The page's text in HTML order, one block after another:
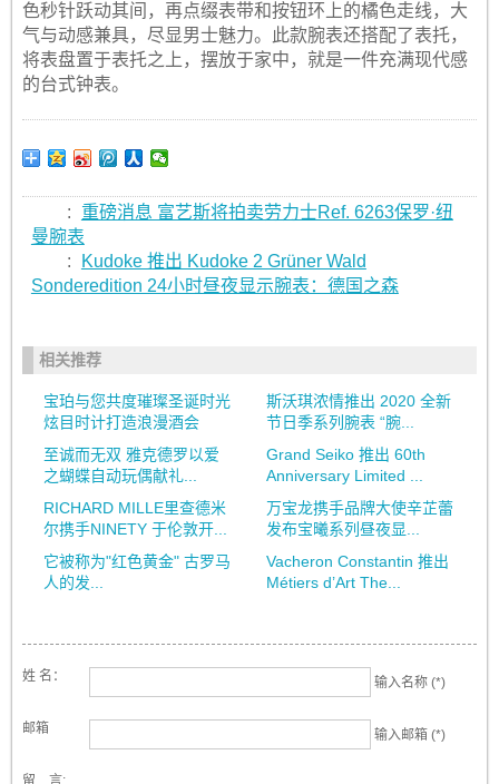
色秒针跃动其间，再点缀表带和按钮环上的橘色走线，大
气与动感兼具，尽显男士魅力。此款腕表还搭配了表托，
将表盘置于表托之上，摆放于家中，就是一件充满现代感
的台式钟表。
:
重磅消息 富艺斯将拍卖劳力士Ref. 6263保罗·纽
曼腕表
:
Kudoke 推出 Kudoke 2 Grüner Wald
Sonderedition 24小时昼夜显示腕表：德国之森
相关推荐
宝珀与您共度璀璨圣诞时光
炫目时计打造浪漫酒会
斯沃琪浓情推出 2020 全新
节日季系列腕表 “腕...
至诚而无双 雅克德罗以爱
之蝴蝶自动玩偶献礼...
Grand Seiko 推出 60th
Anniversary Limited ...
RICHARD MILLE里查德米
尔携手NINETY 于伦敦开...
万宝龙携手品牌大使辛芷蕾
发布宝曦系列昼夜显...
它被称为"红色黄金" 古罗马
人的发...
Vacheron Constantin 推出
Métiers d’Art The...
姓 名： 输入名称 (*)
邮箱 输入邮箱 (*)
留 言: